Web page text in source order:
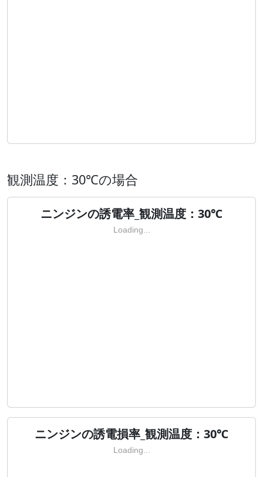
観測温度：30℃の場合
ニンジンの誘電率_観測温度：30℃
Loading...
ニンジンの誘電損率_観測温度：30℃
Loading...